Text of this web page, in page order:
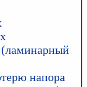
напора